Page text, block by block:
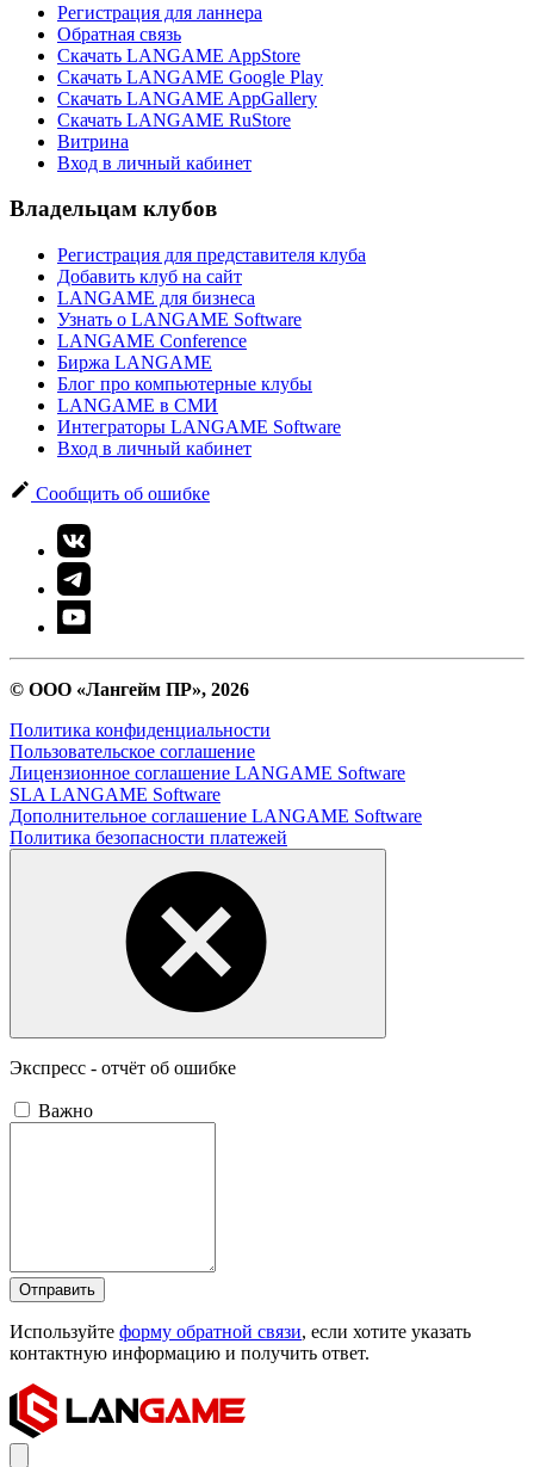
Регистрация для ланнера
Обратная связь
Скачать LANGAME AppStore
Скачать LANGAME Google Play
Скачать LANGAME AppGallery
Скачать LANGAME RuStore
Витрина
Вход в личный кабинет
Владельцам клубов
Регистрация для представителя клуба
Добавить клуб на сайт
LANGAME для бизнеса
Узнать о LANGAME Software
LANGAME Conference
Биржа LANGAME
Блог про компьютерные клубы
LANGAME в СМИ
Интеграторы LANGAME Software
Вход в личный кабинет
Сообщить об ошибке
© ООО «Лангейм ПР», 2026
Политика конфиденциальности
Пользовательское соглашение
Лицензионное соглашение LANGAME Software
SLA LANGAME Software
Дополнительное соглашение LANGAME Software
Политика безопасности платежей
Экспресс - отчёт об ошибке
Важно
Отправить
Используйте форму обратной связи, если хотите указать
контактную информацию и получить ответ.